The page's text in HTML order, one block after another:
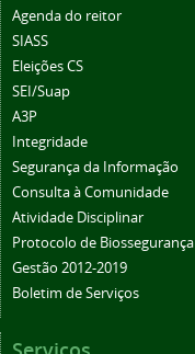
Agenda do reitor
SIASS
Eleições CS
SEI/Suap
A3P
Integridade
Segurança da Informação
Consulta à Comunidade
Atividade Disciplinar
Protocolo de Biossegurança
Gestão 2012-2019
Boletim de Serviços